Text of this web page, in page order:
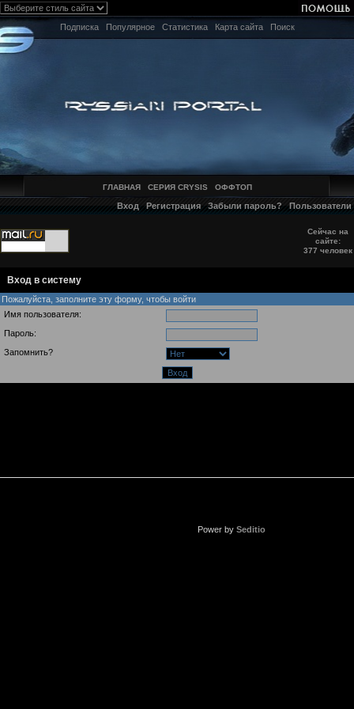
Подписка Популярное Статистика Карта сайта Поиск
ГЛАВНАЯ СЕРИЯ CRYSIS ОФФТОП
Вход Регистрация Забыли пароль? Пользователи
Сейчас на
сайте:
377 человек
Вход в систему
Пожалуйста, заполните эту форму, чтобы войти
Имя пользователя:
Пароль:
Запомнить?
Power by Seditio